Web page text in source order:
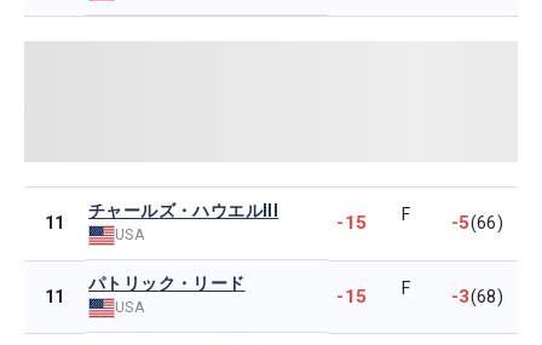
11
チャールズ・ハウエルIII
USA
-15 F -5(66)
11
パトリック・リード
USA -15 F -3(68)